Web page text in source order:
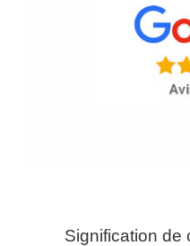
Signification de